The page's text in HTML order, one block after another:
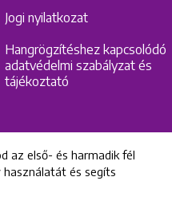
Jogi nyilatkozat
Hangrögzítéshez kapcsolódó
adatvédelmi szabályzat és
tájékoztató
Dental and Implant Center
az első- és harmadik fél
és segíts